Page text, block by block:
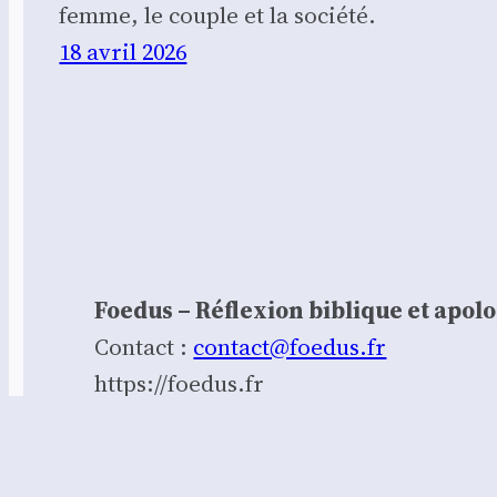
femme, le couple et la société.
18 avril 2026
Foedus – Réflexion biblique et
Contact : contact@foedus.fr
https://foedus.fr⁠